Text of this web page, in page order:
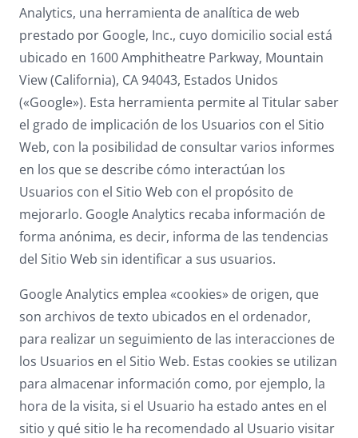
Analytics, una herramienta de analítica de web
prestado por Google, Inc., cuyo domicilio social está
ubicado en 1600 Amphitheatre Parkway, Mountain
View (California), CA 94043, Estados Unidos
(«Google»). Esta herramienta permite al Titular saber
el grado de implicación de los Usuarios con el Sitio
Web, con la posibilidad de consultar varios informes
en los que se describe cómo interactúan los
Usuarios con el Sitio Web con el propósito de
mejorarlo. Google Analytics recaba información de
forma anónima, es decir, informa de las tendencias
del Sitio Web sin identificar a sus usuarios.
Google Analytics emplea «cookies» de origen, que
son archivos de texto ubicados en el ordenador,
para realizar un seguimiento de las interacciones de
los Usuarios en el Sitio Web. Estas cookies se utilizan
para almacenar información como, por ejemplo, la
hora de la visita, si el Usuario ha estado antes en el
sitio y qué sitio le ha recomendado al Usuario visitar